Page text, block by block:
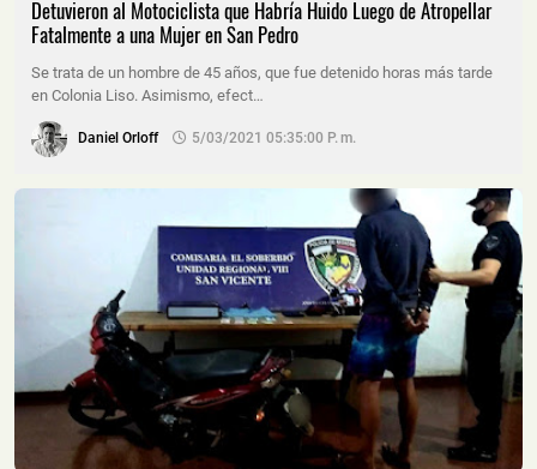
Detuvieron al Motociclista que Habría Huido Luego de Atropellar
Fatalmente a una Mujer en San Pedro
Se trata de un hombre de 45 años, que fue detenido horas más tarde
en Colonia Liso. Asimismo, efect…
Daniel Orloff 5/03/2021 05:35:00 P. M.